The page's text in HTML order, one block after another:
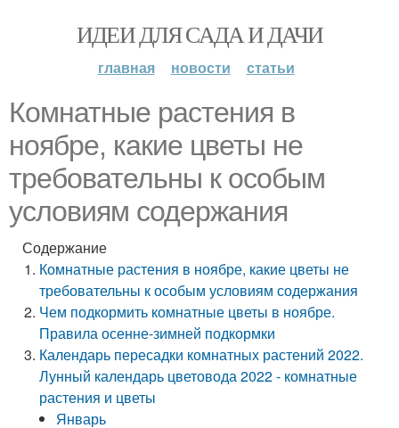
ИДЕИ ДЛЯ САДА И ДАЧИ
главная новости статьи
Комнатные растения в
ноябре, какие цветы не
требовательны к особым
условиям содержания
Содержание
Комнатные растения в ноябре, какие цветы не
требовательны к особым условиям содержания
Чем подкормить комнатные цветы в ноябре.
Правила осенне-зимней подкормки
Календарь пересадки комнатных растений 2022.
Лунный календарь цветовода 2022 - комнатные
растения и цветы
Январь